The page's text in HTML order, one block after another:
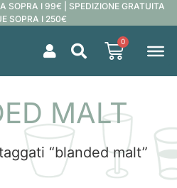
SOPRA I 99€ | SPEDIZIONE GRATUITA
SOPRA I 250€
0
MALT
“blanded malt”